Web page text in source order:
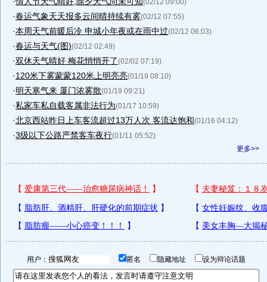
(02/12 09:00)
·春运气象天天报多云间晴持续有雾(02/12 07:55)
·本周天气前暖后冷 申城小年夜或在雨中过(02/12 06:03)
·春运与天气(图)(02/12 02:49)
·双休天气晴好 梅花悄悄开了(02/02 07:19)
·120米下雾蒙蒙120米上明亮亮(01/19 08:10)
·明天寒气来 厦门浓雾散(01/19 09:21)
·私家车私自载客属非法行为(01/17 10:59)
·北京西站昨日上车客流超过13万人次 客流达饱和(01/16 04:12)
·3级以下公路严禁客车夜行(01/11 05:52)
更多>>
用户： 匿名 隐藏地址 设为辩论话题